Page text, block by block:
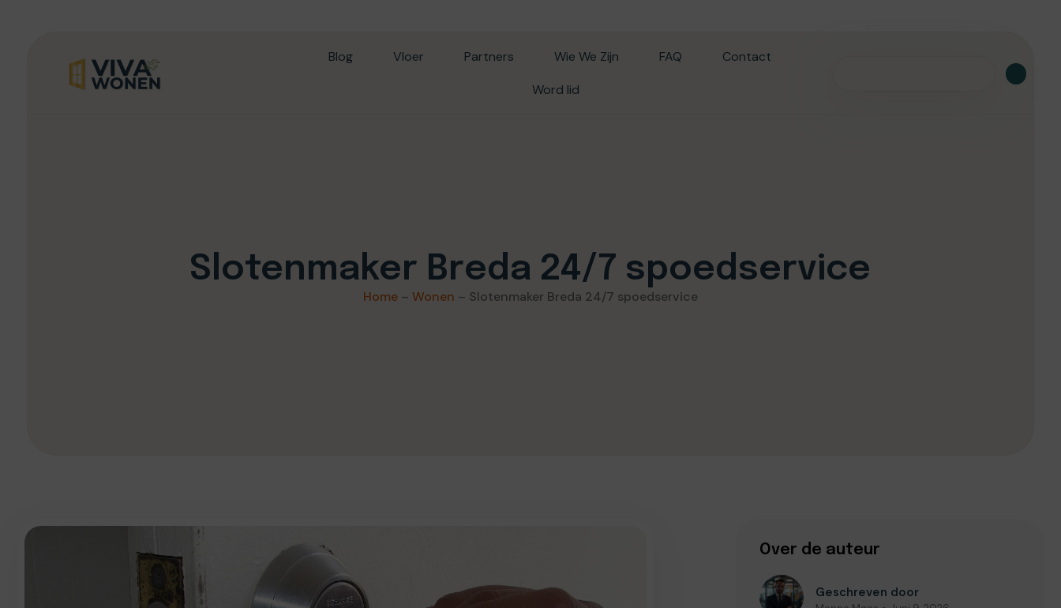
Blog Vloer Partners Wie We Zijn FAQ
Contact
Word lid
Slotenmaker Breda 24/7 spoedservice
Home– Wonen – Slotenmaker Breda 24/7 spoedservice
Over de auteur
Geschreven door